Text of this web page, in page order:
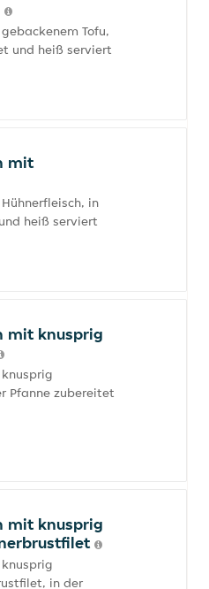
Tofu,
und heiß serviert
mit
in
heiß serviert
mit knusprig
Pfanne zubereitet
mit knusprig
in der